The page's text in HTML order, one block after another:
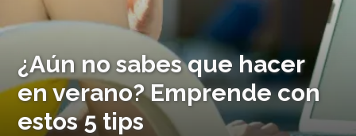
¿Aún no sabes que hacer
en verano? Emprende con
estos 5 tips